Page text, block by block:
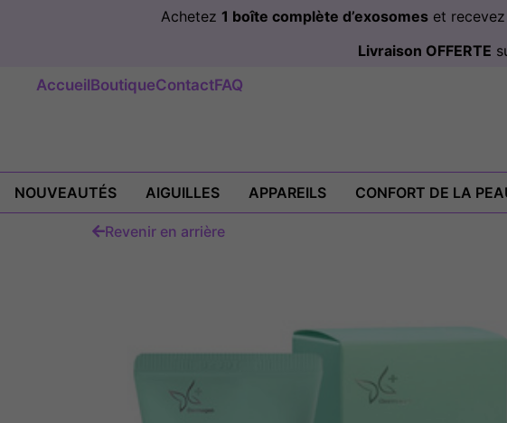
Achetez 1 boîte complète d’exosomeset recevez
Livraison OFFERTE
AccueilBoutiqueContactFAQ
NOUVEAUTÉS AIGUILLES APPAREILS CONFORT DE LA
Revenir en arrière